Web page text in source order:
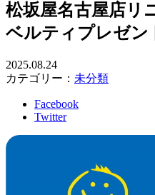
松坂屋名古屋店リ
ベルティプレゼン
2025.08.24
カテゴリー： 未分類
Facebook
Twitter